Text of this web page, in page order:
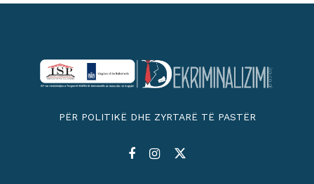
PËR POLITIKË DHE ZYRTARË TË PASTËR